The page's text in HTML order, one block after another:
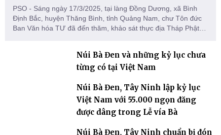
PSO - Sáng ngày 17/3/2025, tại làng Đồng Dương, xã Bình
Định Bắc, huyện Thăng Bình, tỉnh Quảng Nam, chư Tôn đức
Ban Văn hóa TƯ đã đến thăm, khảo sát thực địa Tháp Phật
Núi Bà Đen và những kỷ lục chưa
từng có tại Việt Nam
Núi Bà Đen, Tây Ninh lập kỷ lục
Việt Nam với 55.000 ngọn đăng
được dâng trong Lễ vía Bà
Núi Bà Đen, Tây Ninh chuẩn bị đón